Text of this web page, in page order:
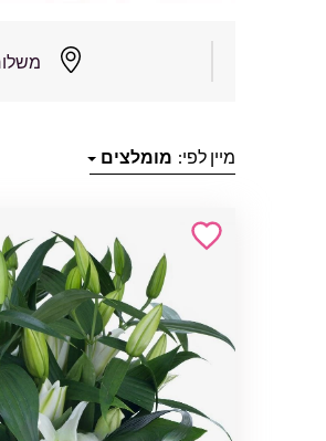
מיין לפי: מומלצים